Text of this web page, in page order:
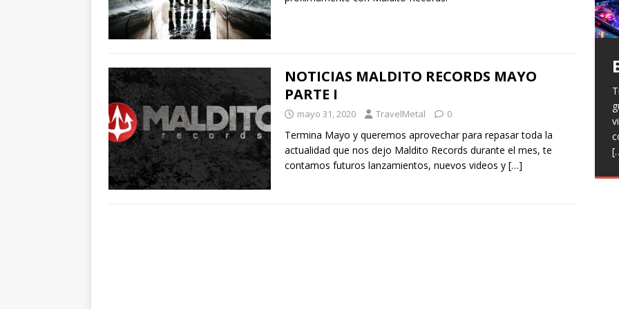
NOTICIAS MALDITO RECORDS MAYO
PARTE I
mayo 31, 2020 TravelMetal 0
Termina Mayo y queremos aprovechar para repasar toda la
actualidad que nos dejo Maldito Records durante el mes, te
contamos futuros lanzamientos, nuevos videos y […]